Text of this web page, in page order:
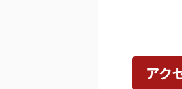
アク